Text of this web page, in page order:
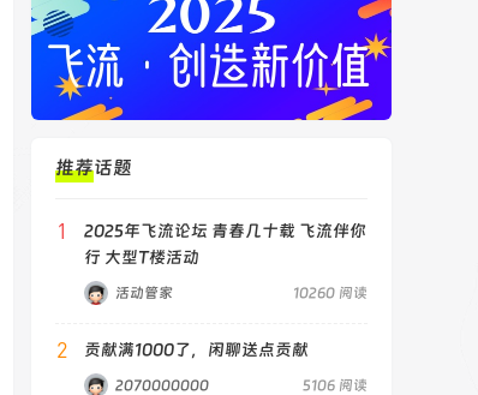
推荐话题
1
2025年飞流论坛 青春几十载 飞流伴你
行 大型T楼活动
10260 阅读
活动管家
2 贡献满1000了，闲聊送点贡献
5106 阅读
2070000000